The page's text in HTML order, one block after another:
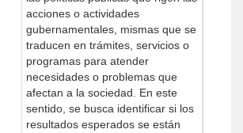
acciones o actividades
gubernamentales, mismas que se
traducen en trámites, servicios o
programas para atender
necesidades o problemas que
afectan a la sociedad. En este
sentido, se busca identificar si los
resultados esperados se están